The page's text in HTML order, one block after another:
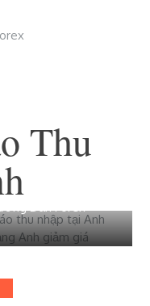
Thu
Dẫn Forex